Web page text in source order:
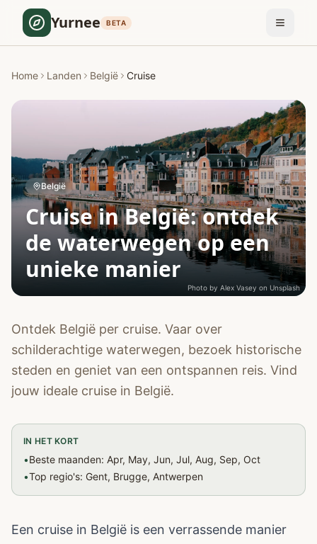
Yurnee BETA
Home Landen België Cruise
België
Cruise in België: ontdek
de waterwegen op een
unieke manier
Photo by Alex Vasey on Unsplash
Ontdek België per cruise. Vaar over
schilderachtige waterwegen, bezoek historische
steden en geniet van een ontspannen reis. Vind
jouw ideale cruise in België.
IN HET KORT
•Beste maanden: Apr, May, Jun, Jul, Aug, Sep, Oct
•Top regio's: Gent, Brugge, Antwerpen
Een cruise in België is een verrassende manier